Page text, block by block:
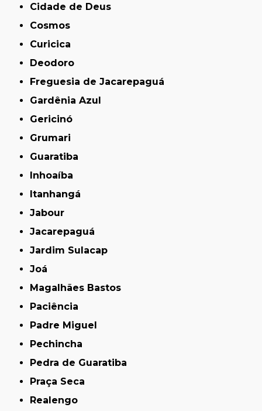
Cidade de Deus
Cosmos
Curicica
Deodoro
Freguesia de Jacarepaguá
Gardênia Azul
Gericinó
Grumari
Guaratiba
Inhoaíba
Itanhangá
Jabour
Jacarepaguá
Jardim Sulacap
Joá
Magalhães Bastos
Paciência
Padre Miguel
Pechincha
Pedra de Guaratiba
Praça Seca
Realengo